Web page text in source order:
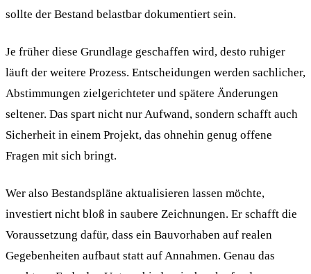
sollte der Bestand belastbar dokumentiert sein.
Je früher diese Grundlage geschaffen wird, desto ruhiger
läuft der weitere Prozess. Entscheidungen werden sachlicher,
Abstimmungen zielgerichteter und spätere Änderungen
seltener. Das spart nicht nur Aufwand, sondern schafft auch
Sicherheit in einem Projekt, das ohnehin genug offene
Fragen mit sich bringt.
Wer also Bestandspläne aktualisieren lassen möchte,
investiert nicht bloß in saubere Zeichnungen. Er schafft die
Voraussetzung dafür, dass ein Bauvorhaben auf realen
Gegebenheiten aufbaut statt auf Annahmen. Genau das